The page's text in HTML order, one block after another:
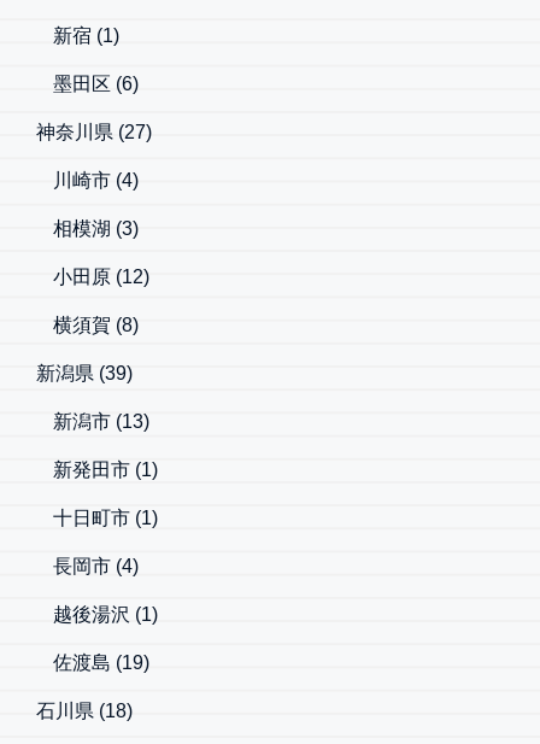
新宿 (1)
墨田区 (6)
神奈川県 (27)
川崎市 (4)
相模湖 (3)
小田原 (12)
横須賀 (8)
新潟県 (39)
新潟市 (13)
新発田市 (1)
十日町市 (1)
長岡市 (4)
越後湯沢 (1)
佐渡島 (19)
石川県 (18)